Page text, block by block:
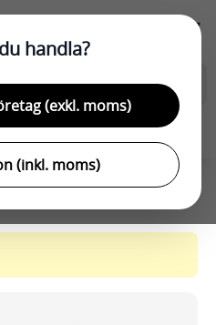
handla?
(exkl. moms)
(inkl. moms)
Privat (inkl moms)